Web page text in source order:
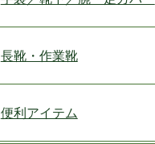
長靴・作業靴
便利アイテム